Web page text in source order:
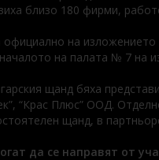
близо 180 фирми,
официално на
на палата № 7 на
щанд бяха
“Крас Плюс” ООД.
щанд, в
да се направят от